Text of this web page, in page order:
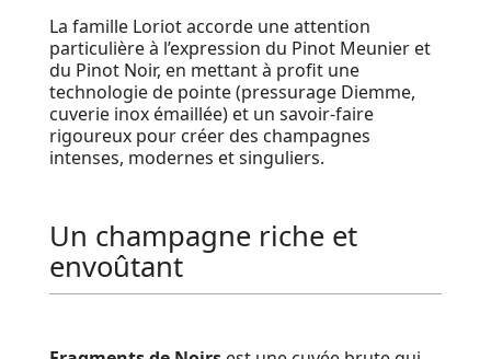
La famille Loriot accorde une attention
particulière à l’expression du Pinot Meunier et
du Pinot Noir, en mettant à profit une
technologie de pointe (pressurage Diemme,
cuverie inox émaillée) et un savoir-faire
rigoureux pour créer des champagnes
intenses, modernes et singuliers.
Un champagne riche et
envoûtant